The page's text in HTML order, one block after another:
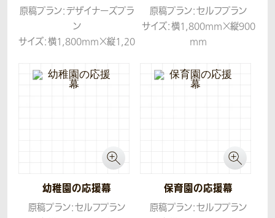
原稿プラン：デザイナーズプラ
ン
サイズ：横1,800mm×縦1,20
生地：帆布
コンセプト：かっこよく洗練さ
原稿プラン：セルフプラン
サイズ：横1,800mm×縦900
mm
幼稚園の応援幕
原稿プラン：セルフプラン
保育園の応援幕
原稿プラン：セルフプラン